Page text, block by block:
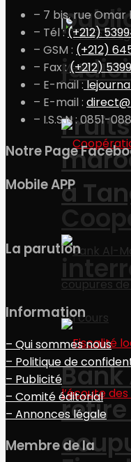
à
– 7 bis, rue
– Tél :(+212)
– GSM : (+212)
– Fax :(+212)
– E-mail :
– E-mail :
– I.S.S.N : 0851-
Notre Page
Mobile APP
La parution
Information
– Qui sommes nous
– Politique de
– Publicité
– Comité éditorial
– Annonces légale
Membre de la